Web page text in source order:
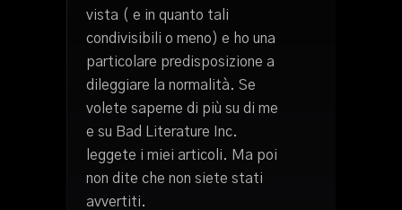
vista ( e in quanto tali
condivisibili o meno) e ho una
particolare predisposizione a
dileggiare la normalità. Se
volete saperne di più su di me
e su Bad Literature Inc.
leggete i miei articoli. Ma poi
non dite che non siete stati
avvertiti.